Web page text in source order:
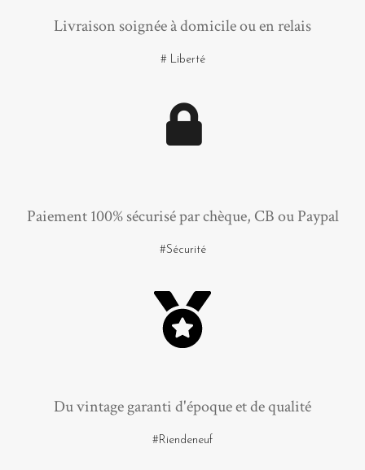
Livraison soignée à domicile ou en relais
# Liberté
Paiement 100% sécurisé par chèque, CB ou Paypal
#Sécurité
Du vintage garanti d'époque et de qualité
#Riendeneuf